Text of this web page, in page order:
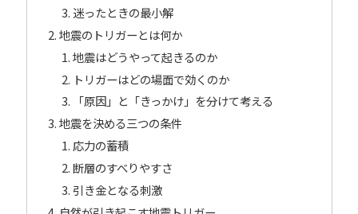
迷ったときの最小解
地震のトリガーとは何か
地震はどうやって起きるのか
トリガーはどの場面で効くのか
「原因」と「きっかけ」を分けて考える
地震を決める三つの条件
応力の蓄積
断層のすべりやすさ
引き金となる刺激